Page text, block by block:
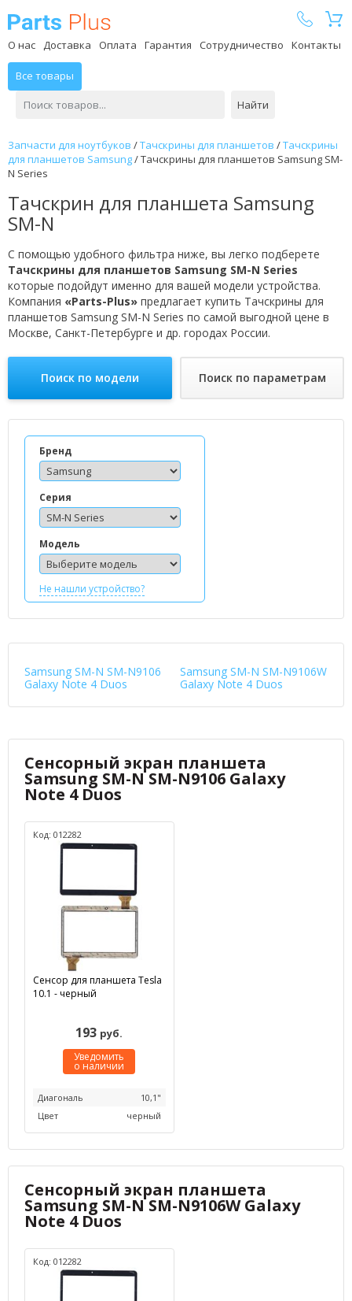
О нас Доставка Оплата Гарантия Сотрудничество Контакты
Все товары
Найти
Запчасти для ноутбуков /Тачскрины для планшетов /Тачскрины
для планшетов Samsung/Тачскрины для планшетов Samsung SM-
N Series
Тачскрин для планшета Samsung
SM-N
С помощью удобного фильтра ниже, вы легко подберете
Тачскрины для планшетов Samsung SM-N Series
которые подойдут именно для вашей модели устройства.
Компания «Parts-Plus» предлагает купить Тачскрины для
планшетов Samsung SM-N Series по самой выгодной цене в
Москве, Санкт-Петербурге и др. городах России.
Поиск по модели Поиск по параметрам
Бренд
Серия
Модель
Не нашли устройство?
Samsung SM-N SM-N9106
Galaxy Note 4 Duos
Samsung SM-N SM-N9106W
Galaxy Note 4 Duos
Сенсорный экран планшета
Samsung SM-N SM-N9106 Galaxy
Note 4 Duos
Код: 012282
Сенсор для планшета Tesla
10.1 - черный
193 руб.
Уведомить
о наличии
Диагональ
10,1"
Цвет
черный
Сенсорный экран планшета
Samsung SM-N SM-N9106W Galaxy
Note 4 Duos
Код: 012282